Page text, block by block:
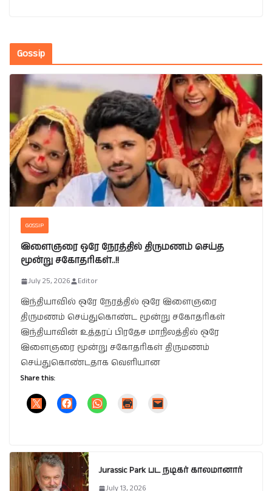
Gossip
GOSSIP
இளைஞரை ஒரே நேரத்தில் திருமணம் செய்த
மூன்று சகோதரிகள்..!!
July 25, 2026 Editor
இந்தியாவில் ஒரே நேரத்தில் ஒரே இளைஞரை
திருமணம் செய்துகொண்ட மூன்று சகோதரிகள்
இந்தியாவின் உத்தரப் பிரதேச மாநிலத்தில் ஒரே
இளைஞரை மூன்று சகோதரிகள் திருமணம்
செய்துகொண்டதாக வெளியான
Share this:
Jurassic Park பட நடிகர் காலமானார்
July 13, 2026